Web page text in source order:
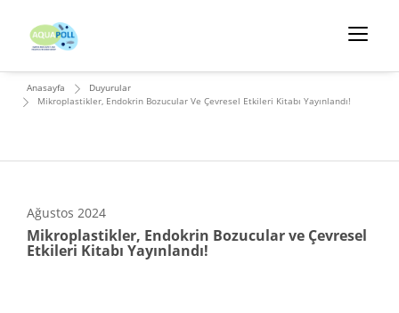
Anasayfa
Duyurular
Mikroplastikler, Endokrin Bozucular Ve Çevresel Etkileri Kitabı Yayınlandı!
Ağustos 2024
Mikroplastikler, Endokrin Bozucular ve Çevresel
Etkileri Kitabı Yayınlandı!